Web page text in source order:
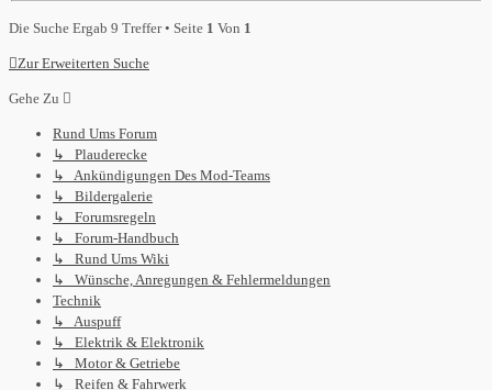
Die Suche Ergab 9 Treffer • Seite 1 Von 1
Zur Erweiterten Suche
Gehe Zu
Rund Ums Forum
↳ Plauderecke
↳ Ankündigungen Des Mod-Teams
↳ Bildergalerie
↳ Forumsregeln
↳ Forum-Handbuch
↳ Rund Ums Wiki
↳ Wünsche, Anregungen & Fehlermeldungen
Technik
↳ Auspuff
↳ Elektrik & Elektronik
↳ Motor & Getriebe
↳ Reifen & Fahrwerk